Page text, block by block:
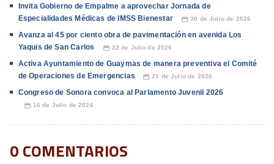
Invita Gobierno de Empalme a aprovechar Jornada de
Especialidades Médicas de IMSS Bienestar
📅 30 de Julio de 2026
Avanza al 45 por ciento obra de pavimentación en avenida Los
Yaquis de San Carlos
📅 22 de Julio de 2026
Activa Ayuntamiento de Guaymas de manera preventiva el Comité
de Operaciones de Emergencias
📅 21 de Julio de 2026
Congreso de Sonora convoca al Parlamento Juvenil 2026
📅 16 de Julio de 2026
0 COMENTARIOS